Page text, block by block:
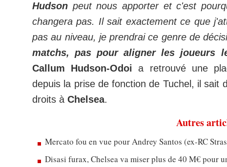
Hudson peut nous apporter et c'est
changera pas. Il sait exactement ce que
pas au niveau, je prendrai ce genre de
matchs, pas pour aligner les joueurs
Callum Hudson-Odoi a retrouvé une
depuis la prise de fonction de Tuchel, il sait
droits à Chelsea.
Autres
Mercato fou en vue pour Andrey Santos (ex-RC
Disasi furax, Chelsea va miser plus de 40 M€ pour